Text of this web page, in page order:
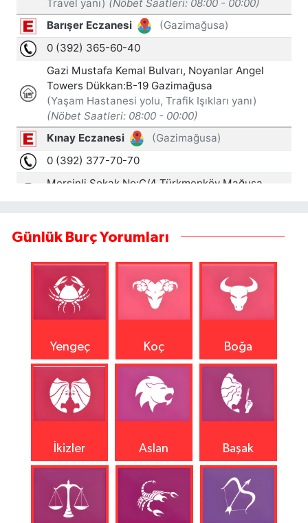
Günlük Burç Yorumları
Yengeç Koç Boğa
İkizler Aslan Başak